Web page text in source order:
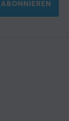
ABONNIEREN